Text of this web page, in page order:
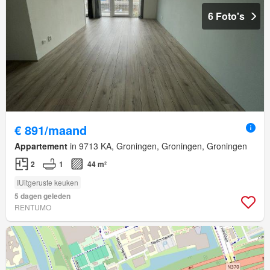
6 Foto's
€ 891/maand
Appartement in 9713 KA, Groningen, Groningen, Groningen
2 1 44 m²
IUitgeruste keuken
5 dagen geleden
RENTUMO